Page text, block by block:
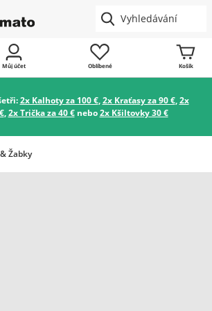
Můj účet Oblíbené Košík
2x Kalhoty za 100 €,2x Kraťasy za 90 €,2x
,2x Trička za 40 €nebo2x Kšiltovky 30 €
Žabky